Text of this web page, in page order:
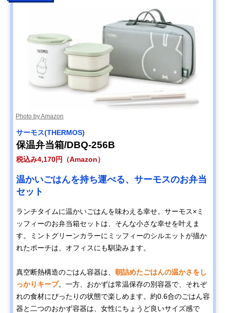
Photo by Amazon
サーモス(THERMOS)
保温弁当箱/DBQ-256B
税込み4,170円（Amazon）
温かいごはんを持ち運べる、サーモスのお弁当
セット
ランチタイムに温かいごはんを味わえる幸せ。サーモス×ミ
ッフィーのお弁当箱セットは、そんな小さな幸せを叶えま
す。ミントグリーンカラーにミッフィーのシルエットが描か
れたポーチは、オフィスにも馴染みます。
真空断熱構造のごはん容器は、 朝詰めたごはんの温かさをし
っかりキープ。一方、おかずは常温保存の別容器で、それぞ
れの食材にぴったりの状態で楽しめます。約0.6合のごはん容
器と二つのおかず容器は、女性にちょうど良いサイズ感で